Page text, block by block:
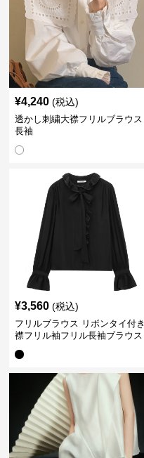
¥4,240 (税込)
透かし刺繍大襟フリルブラウス
長袖
¥3,560 (税込)
フリルブラウス リボンタイ付き
襟フリル袖フリル長袖ブラウス